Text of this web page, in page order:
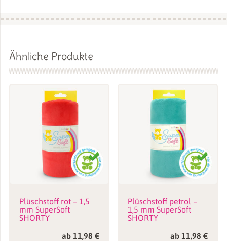
GTIN
Größe
SB-Pack (100×75 cm),Meterware 0,5m-Einheit (ab 1 m)
Ähnliche Produkte
Plüschstoff rot – 1,5
mm SuperSoft
SHORTY
ab 11,98 €
Plüschstoff petrol –
1,5 mm SuperSoft
SHORTY
ab 11,98€